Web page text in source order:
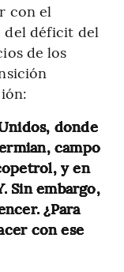
con el
del déficit del
de los
donde
campo
y en
Sin embargo,
¿Para
con ese